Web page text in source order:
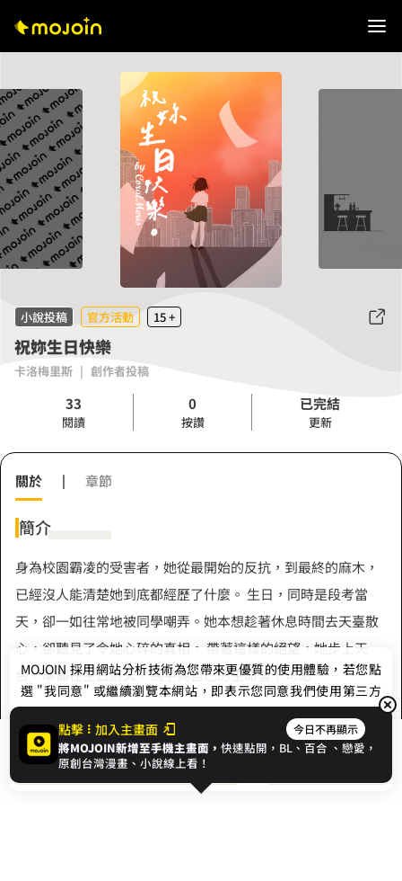
小說投稿 官方活動 15 +
祝妳生日快樂
卡洛梅里斯 | 創作者投稿
33
閱讀
0
按讚
已完結
更新
開始閱讀
關於 | 章節
簡介
身為校園霸凌的受害者，她從最開始的反抗，到最終的麻木，
已經沒人能清楚她到底都經歷了什麼。 生日，同時是段考當
天，卻一如往常地被同學嘲弄。她本想趁著休息時間去天臺散
心，卻聽見了令她心碎的真相。 帶著這樣的絕望，她步上天
台，準備在生日這天，親手為自己的生命畫下句點——
作者
點擊 加入主畫面 今日不再顯示
將MOJOIN新增至手機主畫面，快速點開，BL、百合 、戀愛，
原創台灣漫畫、小說線上看！
MOJOIN 採用網站分析技術為您帶來更優質的使用體驗，若您點
選 "我同意" 或繼續瀏覽本網站，即表示您同意我們使用第三方
Cookie，欲瞭解更多資訊請見隱私權政策。
我同意